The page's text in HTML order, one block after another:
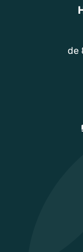
de